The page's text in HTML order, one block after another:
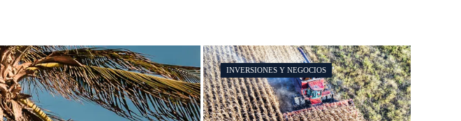
INVERSIONES Y NEGOCIOS